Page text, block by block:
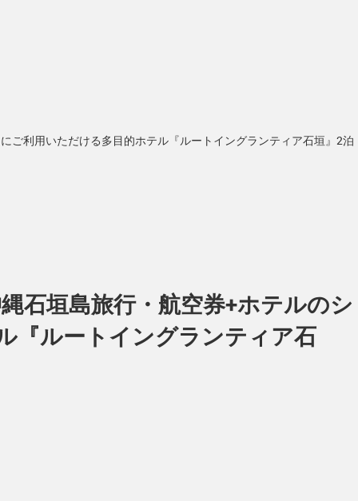
ご利用いただける多目的ホテル『ルートイングランティア石垣』2泊
石垣島旅行・航空券+ホテルのシ
『ルートイングランティア石